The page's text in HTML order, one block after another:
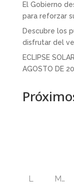
El Gobierno
para reforzar
Descubre los
disfrutar del
ECLIPSE
AGOSTO DE
L M